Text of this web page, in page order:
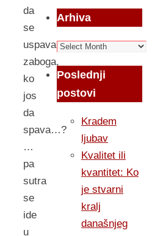
da
se
uspava,
zaboga,
ko
jos
da
spava…?
…
pa
sutra
se
ide
u
Arhiva
Arhiva
Poslednji
postovi
Kradem
ljubav
Kvalitet ili
kvantitet: Ko
je stvarni
kralj
današnjeg